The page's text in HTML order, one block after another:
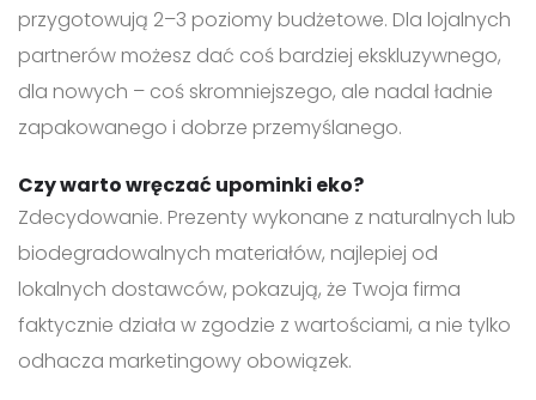
przygotowują 2–3 poziomy budżetowe. Dla lojalnych
partnerów możesz dać coś bardziej ekskluzywnego,
dla nowych – coś skromniejszego, ale nadal ładnie
zapakowanego i dobrze przemyślanego.
Czy warto wręczać upominki eko?
Zdecydowanie. Prezenty wykonane z naturalnych lub
biodegradowalnych materiałów, najlepiej od
lokalnych dostawców, pokazują, że Twoja firma
faktycznie działa w zgodzie z wartościami, a nie tylko
odhacza marketingowy obowiązek.